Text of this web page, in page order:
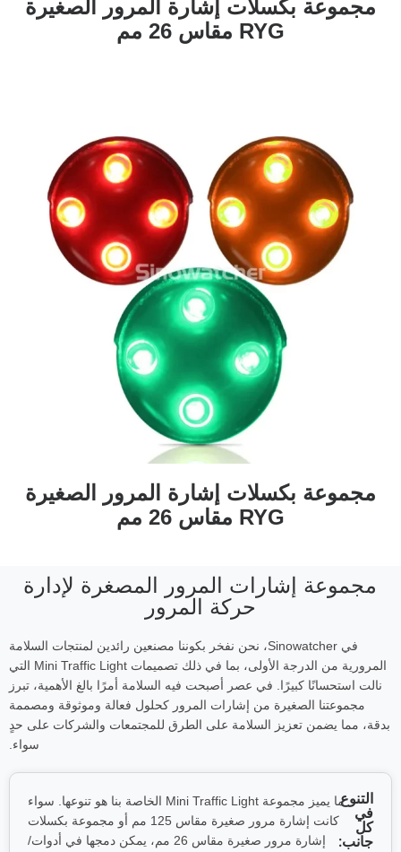
مجموعة بكسلات إشارة المرور الصغيرة
RYG مقاس 26 مم
مجموعة بكسلات إشارة المرور الصغيرة
RYG مقاس 26 مم
مجموعة إشارات المرور المصغرة لإدارة
حركة المرور
في Sinowatcher، نحن نفخر بكوننا مصنعين رائدين لمنتجات السلامة
المرورية من الدرجة الأولى، بما في ذلك تصميمات Mini Traffic Light التي
نالت استحسانًا كبيرًا. في عصر أصبحت فيه السلامة أمرًا بالغ الأهمية، تبرز
مجموعتنا الصغيرة من إشارات المرور كحلول فعالة وموثوقة ومصممة
بدقة، مما يضمن تعزيز السلامة على الطرق للمجتمعات والشركات على حدٍ
سواء.
التنوع
في
كل
جانب:
ما يميز مجموعة Mini Traffic Light الخاصة بنا هو تنوعها. سواء
كانت إشارة مرور صغيرة مقاس 125 مم أو مجموعة بكسلات
إشارة مرور صغيرة مقاس 26 مم، يمكن دمجها في أدوات/